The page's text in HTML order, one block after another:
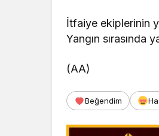
İtfaiye ekiplerinin
Yangın sırasında
(AA)
Beğendim